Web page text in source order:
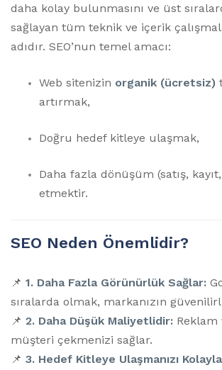
daha kolay bulunmasını ve üst
sağlayan tüm teknik ve içerik
adıdır. SEO’nun temel amacı:
Web sitenizin organik (ücretsiz)
artırmak,
Doğru hedef kitleye ulaşmak,
Daha fazla dönüşüm (satış,
etmektir.
SEO Neden Önemlidir?
📌 1. Daha Fazla Görünürlük Sağlar:
sıralarda olmak, markanızın
📌 2. Daha Düşük Maliyetlidir: Reklam
müşteri çekmenizi sağlar.
📌 3. Hedef Kitleye Ulaşmanızı